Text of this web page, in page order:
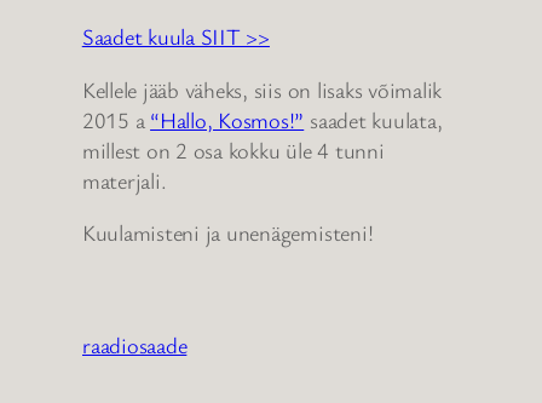
Saadet kuula SIIT >>
Kellele jääb väheks, siis on lisaks võimalik
2015 a “Hallo, Kosmos!” saadet kuulata,
millest on 2 osa kokku üle 4 tunni
materjali.
Kuulamisteni ja unenägemisteni!
raadiosaade